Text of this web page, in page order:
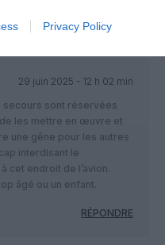
Privacy Policy
29 juin 2025 - 12 h 02 min
secours sont réservées
les mettre en œuvre et
une gêne pour les autres
interdisant le
cet endroit de l’avion.
âgé ou un enfant.
RÉPONDRE